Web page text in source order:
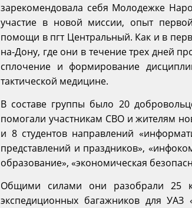
зарекомендовала себя Молодежке
участие в новой миссии, опыт
помощи в пгт Центральный. Как и в
на-Дону, где они в течение трех дней
сплочение и формирование
тактической медицине.
В составе группы было 20
помогали участникам СВО и жителям
и 8 студентов направлений
представлений и праздников»,
образование», «экономическая
Общими силами они разобрали 25
экспедиционных багажников для